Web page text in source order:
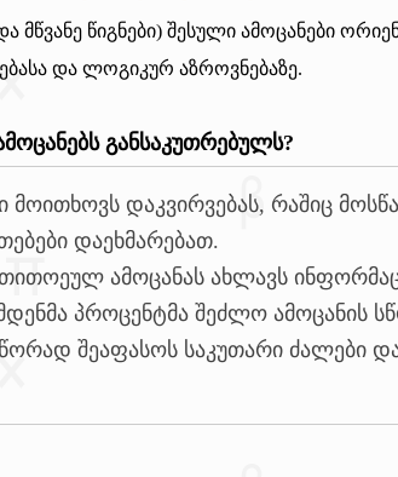
მწვანე წიგნები) შესული ამოცანები
და ლოგიკურ აზროვნებაზე.
განსაკუთრებულს?
მოითხოვს დაკვირვებას, რაშიც
დაეხმარებათ.
თითოეულ ამოცანას ახლავს
პროცენტმა შეძლო ამოცანის
შეაფასოს საკუთარი ძალები